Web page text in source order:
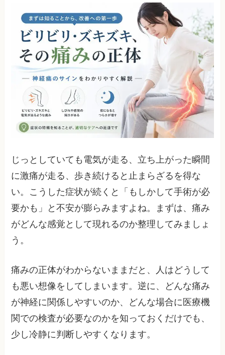
じっとしていても電気が走る、立ち上がった瞬間
に激痛が走る、歩き続けると止まらざるを得な
い。こうした症状が続くと「もしかして手術が必
要かも」と不安が膨らみますよね。まずは、痛み
がどんな感覚として現れるのか整理してみましょ
う。
痛みの正体がわからないままだと、人はどうして
も悪い想像をしてしまいます。逆に、どんな痛み
が神経に関係しやすいのか、どんな場合に医療機
関での検査が必要なのかを知っておくだけでも、
少し冷静に判断しやすくなります。